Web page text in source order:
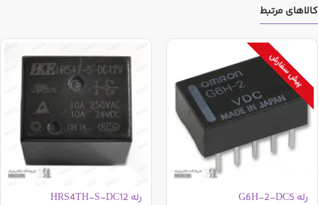
کالاهای مرتبط
پیش سفارش
رله G6H-2-DC5 رله HRS4TH-S-DC12